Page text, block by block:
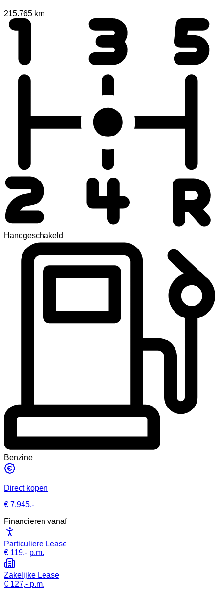
215.765 km
Handgeschakeld
Benzine
Direct kopen
€ 7.945,-
Financieren vanaf
Particuliere Lease
€ 119,- p.m.
Zakelijke Lease
€ 127,- p.m.